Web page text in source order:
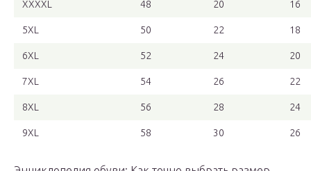
XXXXL 48 20 16
5XL 50 22 18
6XL 52 24 20
7XL 54 26 22
8XL 56 28 24
9XL 58 30 26